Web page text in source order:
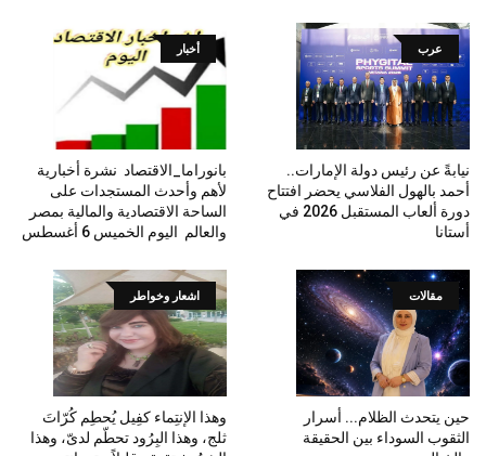
عرب
نيابةً عن رئيس دولة الإمارات..
أحمد بالهول الفلاسي يحضر افتتاح
دورة ألعاب المستقبل 2026 في
أستانا
أخبار
بانوراما_الاقتصاد نشرة أخبارية
لأهم وأحدث المستجدات على
الساحة الاقتصادية والمالية بمصر
والعالم اليوم الخميس 6 أغسطس
مقالات
حين يتحدث الظلام... أسرار
الثقوب السوداء بين الحقيقة
اشعار وخواطر
وهذا الإنتِماء كفِيل يُحطِم كُرّاتَ
ثلج، وهذا البِرُود تحطّم لدىّ، وهذا